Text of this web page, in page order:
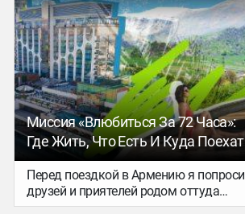
Миссия «Влюбиться За 72 Часа»:
Где Жить, Что Есть И Куда
В Армении, Чтобы Путешествие
Запомнилось Надолго
Перед поездкой в Армению я
друзей и приятелей родом оттуда
описать страну в трех словах. Ни